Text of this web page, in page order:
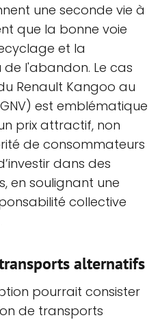
une seconde vie à
que la bonne voie
et la
l'abandon. Le cas
Renault Kangoo au
est emblématique
prix attractif, non
de consommateurs
dans des
en soulignant une
collective
alternatifs
pourrait consister
de transports